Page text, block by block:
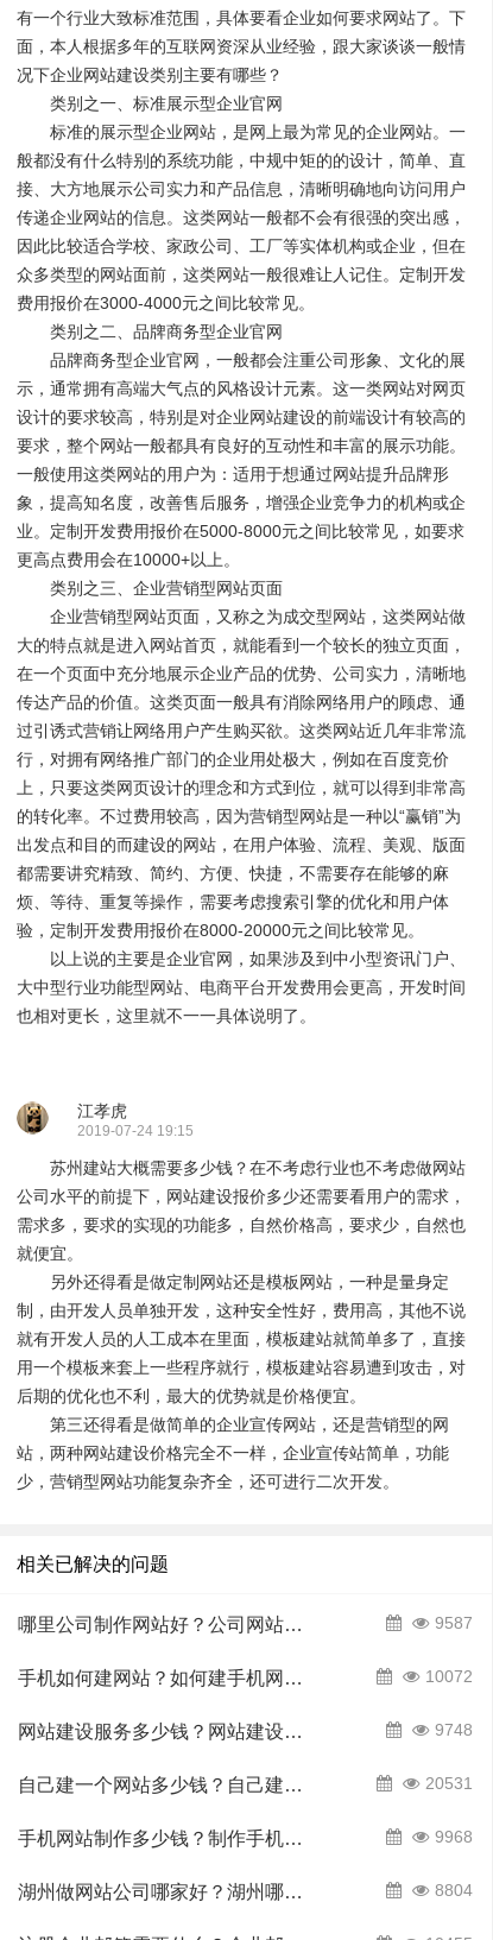
有一个行业大致标准范围，具体要看企业如何要求网站了。下
面，本人根据多年的互联网资深从业经验，跟大家谈谈一般情
况下企业网站建设类别主要有哪些？
类别之一、标准展示型企业官网
标准的展示型企业网站，是网上最为常见的企业网站。一
般都没有什么特别的系统功能，中规中矩的的设计，简单、直
接、大方地展示公司实力和产品信息，清晰明确地向访问用户
传递企业网站的信息。这类网站一般都不会有很强的突出感，
因此比较适合学校、家政公司、工厂等实体机构或企业，但在
众多类型的网站面前，这类网站一般很难让人记住。定制开发
费用报价在3000-4000元之间比较常见。
类别之二、品牌商务型企业官网
品牌商务型企业官网，一般都会注重公司形象、文化的展
示，通常拥有高端大气点的风格设计元素。这一类网站对网页
设计的要求较高，特别是对企业网站建设的前端设计有较高的
要求，整个网站一般都具有良好的互动性和丰富的展示功能。
一般使用这类网站的用户为：适用于想通过网站提升品牌形
象，提高知名度，改善售后服务，增强企业竞争力的机构或企
业。定制开发费用报价在5000-8000元之间比较常见，如要求
更高点费用会在10000+以上。
类别之三、企业营销型网站页面
企业营销型网站页面，又称之为成交型网站，这类网站做
大的特点就是进入网站首页，就能看到一个较长的独立页面，
在一个页面中充分地展示企业产品的优势、公司实力，清晰地
传达产品的价值。这类页面一般具有消除网络用户的顾虑、通
过引诱式营销让网络用户产生购买欲。这类网站近几年非常流
行，对拥有网络推广部门的企业用处极大，例如在百度竞价
上，只要这类网页设计的理念和方式到位，就可以得到非常高
的转化率。不过费用较高，因为营销型网站是一种以“赢销”为
出发点和目的而建设的网站，在用户体验、流程、美观、版面
都需要讲究精致、简约、方便、快捷，不需要存在能够的麻
烦、等待、重复等操作，需要考虑搜索引擎的优化和用户体
验，定制开发费用报价在8000-20000元之间比较常见。
以上说的主要是企业官网，如果涉及到中小型资讯门户、
大中型行业功能型网站、电商平台开发费用会更高，开发时间
也相对更长，这里就不一一具体说明了。
江孝虎
2019-07-24 19:15
苏州建站大概需要多少钱？在不考虑行业也不考虑做网站
公司水平的前提下，网站建设报价多少还需要看用户的需求，
需求多，要求的实现的功能多，自然价格高，要求少，自然也
就便宜。
另外还得看是做定制网站还是模板网站，一种是量身定
制，由开发人员单独开发，这种安全性好，费用高，其他不说
就有开发人员的人工成本在里面，模板建站就简单多了，直接
用一个模板来套上一些程序就行，模板建站容易遭到攻击，对
后期的优化也不利，最大的优势就是价格便宜。
第三还得看是做简单的企业宣传网站，还是营销型的网
站，两种网站建设价格完全不一样，企业宣传站简单，功能
少，营销型网站功能复杂齐全，还可进行二次开发。
相关已解决的问题
哪里公司制作网站好？公司网站哪里制作？ 9587
手机如何建网站？如何建手机网站？ 10072
网站建设服务多少钱？网站建设服务要多少钱？ 9748
自己建一个网站多少钱？自己建设网站要多少钱？ 20531
手机网站制作多少钱？制作手机网站多少钱？ 9968
湖州做网站公司哪家好？湖州哪家做网站公司好？ 8804